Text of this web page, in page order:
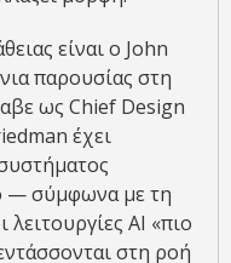
είναι ο John
παρουσίας στη
ως Chief Design
έχει
— σύμφωνα με τη
AI «πιο
στη ροή